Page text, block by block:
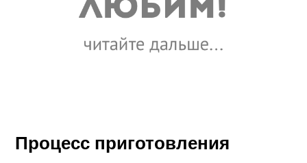
Процесс приготовления